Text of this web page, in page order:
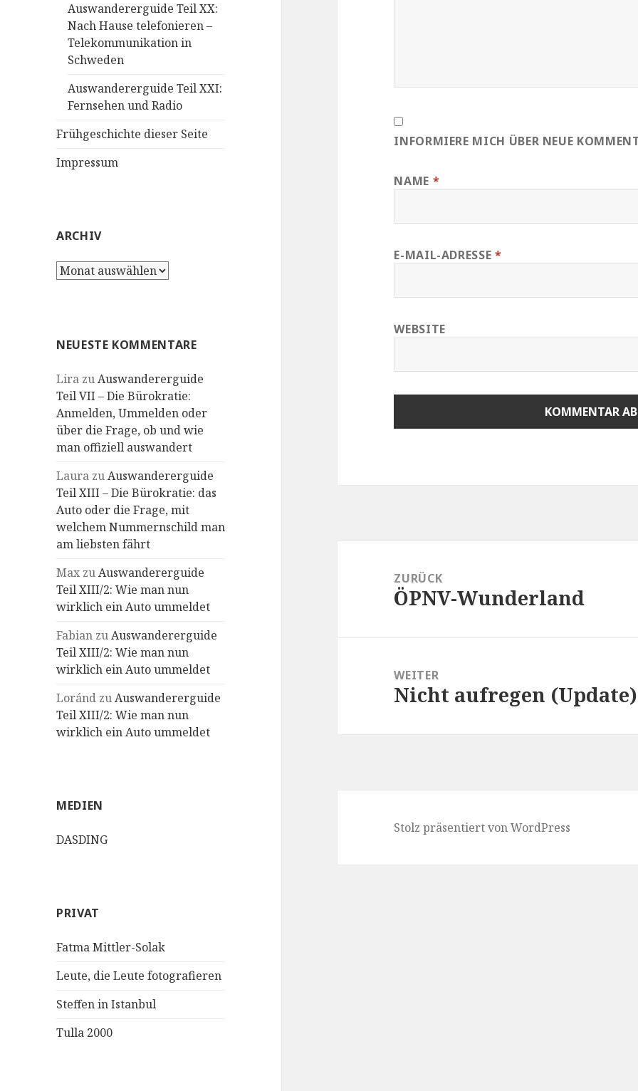
Auswandererguide Teil XX:
Nach Hause telefonieren –
Telekommunikation in
Schweden
Auswandererguide Teil XXI:
Fernsehen und Radio
Frühgeschichte dieser Seite
Impressum
ARCHIV
Archiv
NEUESTE KOMMENTARE
Lira zuAuswandererguide
Teil VII – Die Bürokratie:
Anmelden, Ummelden oder
über die Frage, ob und wie
man offiziell auswandert
Laura zuAuswandererguide
Teil XIII – Die Bürokratie: das
Auto oder die Frage, mit
welchem Nummernschild man
am liebsten fährt
Max zuAuswandererguide
Teil XIII/2: Wie man nun
wirklich ein Auto ummeldet
Fabian zuAuswandererguide
Teil XIII/2: Wie man nun
wirklich ein Auto ummeldet
Loránd zuAuswandererguide
Teil XIII/2: Wie man nun
wirklich ein Auto ummeldet
MEDIEN
DASDING
PRIVAT
Fatma Mittler-Solak
Leute, die Leute fotografieren
Steffen in Istanbul
Tulla 2000
INFORMIERE MICH ÜBER NEUE
NAME *
E-MAIL-ADRESSE *
WEBSITE
ZURÜCK
Vorheriger
ÖPNV-Wunderland
WEITER
Nächster
Nicht aufregen (Update)
Stolz präsentiert von WordPress